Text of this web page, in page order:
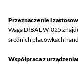
Przeznaczenie i
Waga DIBAL W-025
średnich placówkach
Współpraca z